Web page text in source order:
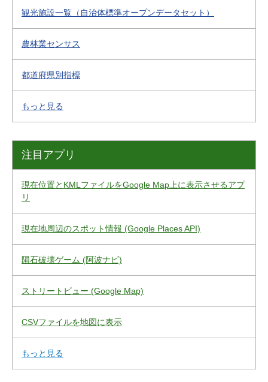
観光施設一覧（自治体標準オープンデータセット）
農林業センサス
都道府県別指標
もっと見る
注目アプリ
現在位置とKMLファイルをGoogle Map上に表示させるアプ
リ
現在地周辺のスポット情報 (Google Places API)
隕石破壊ゲーム (阿波ナビ)
ストリートビュー (Google Map)
CSVファイルを地図に表示
もっと見る